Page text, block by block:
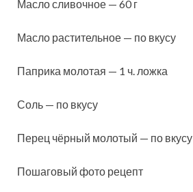
Масло сливочное — 60 г
Масло растительное — по вкусу
Паприка молотая — 1 ч. ложка
Соль — по вкусу
Перец чёрный молотый — по вкусу
Пошаговый фото рецепт